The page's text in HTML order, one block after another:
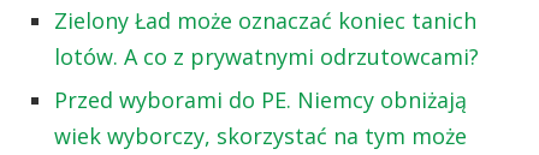
Zielony Ład może oznaczać koniec tanich
lotów. A co z prywatnymi odrzutowcami?
Przed wyborami do PE. Niemcy obniżają
wiek wyborczy, skorzystać na tym może